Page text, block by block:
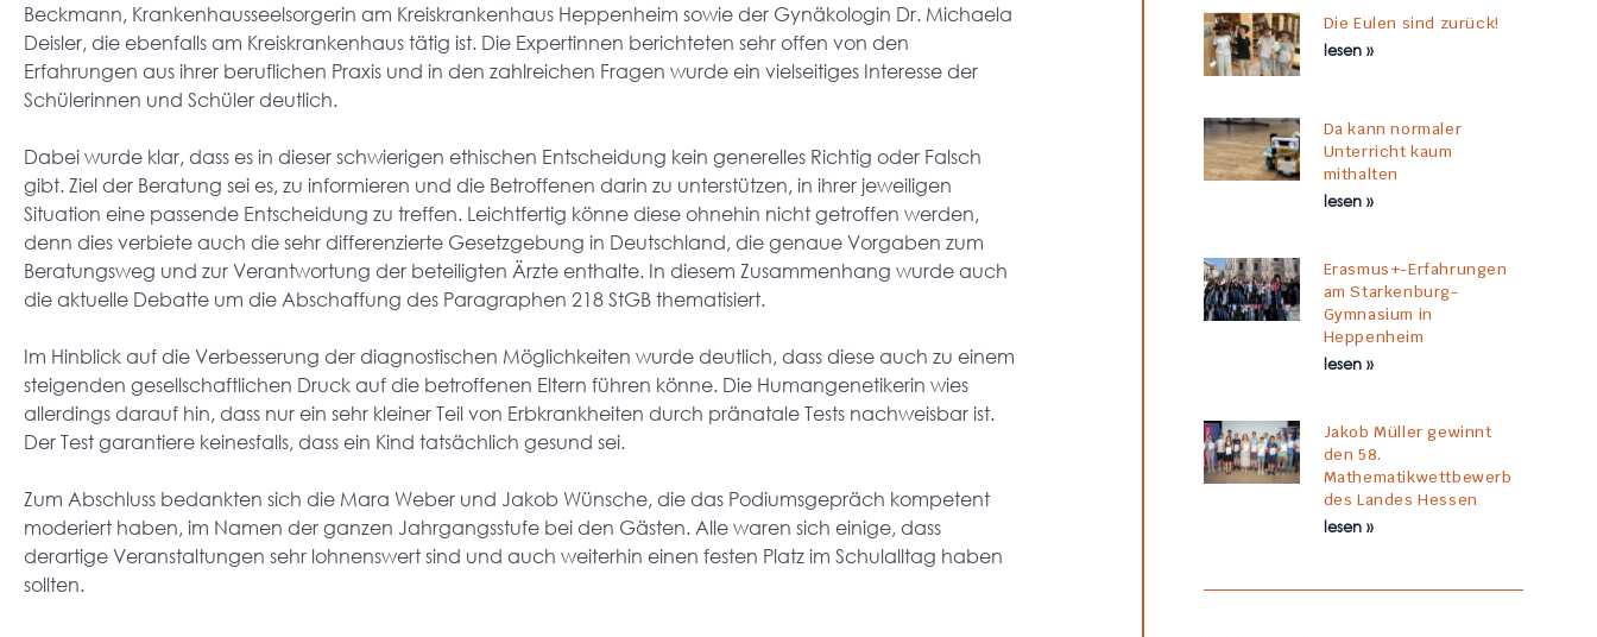
Beckmann, Krankenhausseelsorgerin am Kreiskrankenhaus Heppenheim sowie der Gynäkologin Dr. Michaela
Deisler, die ebenfalls am Kreiskrankenhaus tätig ist. Die Expertinnen berichteten sehr offen von den
Erfahrungen aus ihrer beruflichen Praxis und in den zahlreichen Fragen wurde ein vielseitiges Interesse der
Schülerinnen und Schüler deutlich.
Dabei wurde klar, dass es in dieser schwierigen ethischen Entscheidung kein generelles Richtig oder Falsch
gibt. Ziel der Beratung sei es, zu informieren und die Betroffenen darin zu unterstützen, in ihrer jeweiligen
Situation eine passende Entscheidung zu treffen. Leichtfertig könne diese ohnehin nicht getroffen werden,
denn dies verbiete auch die sehr differenzierte Gesetzgebung in Deutschland, die genaue Vorgaben zum
Beratungsweg und zur Verantwortung der beteiligten Ärzte enthalte. In diesem Zusammenhang wurde auch
die aktuelle Debatte um die Abschaffung des Paragraphen 218 StGB thematisiert.
Im Hinblick auf die Verbesserung der diagnostischen Möglichkeiten wurde deutlich, dass diese auch zu einem
steigenden gesellschaftlichen Druck auf die betroffenen Eltern führen könne. Die Humangenetikerin wies
allerdings darauf hin, dass nur ein sehr kleiner Teil von Erbkrankheiten durch pränatale Tests nachweisbar ist.
Der Test garantiere keinesfalls, dass ein Kind tatsächlich gesund sei.
Zum Abschluss bedankten sich die Mara Weber und Jakob Wünsche, die das Podiumsgepräch kompetent
moderiert haben, im Namen der ganzen Jahrgangsstufe bei den Gästen. Alle waren sich einige, dass
derartige Veranstaltungen sehr lohnenswert sind und auch weiterhin einen festen Platz im Schulalltag haben
sollten.
Die Eulen sind zurück!
lesen »
Da kann normaler
Unterricht kaum
mithalten
lesen »
Erasmus+-Erfahrungen
am Starkenburg-
Gymnasium in
Heppenheim
lesen »
Jakob Müller gewinnt
den 58.
Mathematikwettbewerb
des Landes Hessen
lesen »